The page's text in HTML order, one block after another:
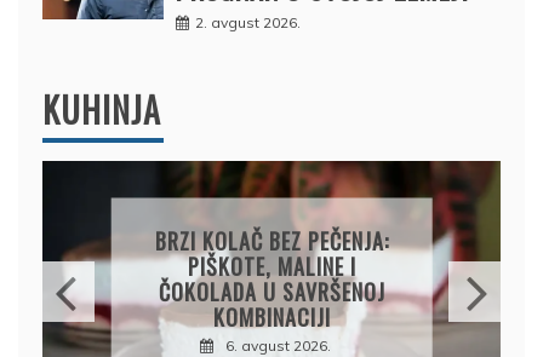
2. avgust 2026.
KUHINJA
PAPRIKE SA MESOM I
PIRINČEM NA KAŠIKU:
SOČAN I JEDNOSTAVAN
RUČAK IZ JEDNE ŠERPE
7. avgust 2026.